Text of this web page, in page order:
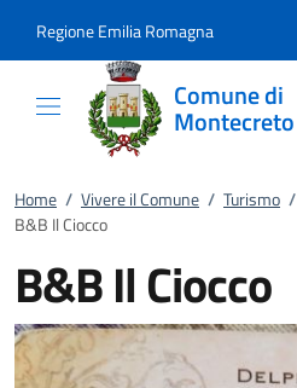
Regione Emilia Romagna
Comune di
Montecreto
Home / Vivere il Comune / Turismo /
B&B Il Ciocco
B&B Il Ciocco